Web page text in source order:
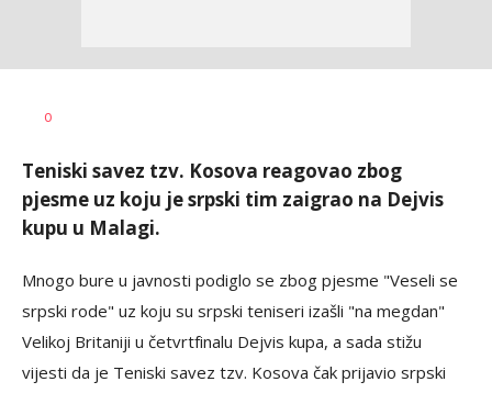
AUTOR
0
Teniski savez tzv. Kosova reagovao zbog
pjesme uz koju je srpski tim zaigrao na Dejvis
kupu u Malagi.
Mnogo bure u javnosti podiglo se zbog pjesme "Veseli se
srpski rode" uz koju su srpski teniseri izašli "na megdan"
Velikoj Britaniji u četvrtfinalu Dejvis kupa, a sada stižu
vijesti da je Teniski savez tzv. Kosova čak prijavio srpski